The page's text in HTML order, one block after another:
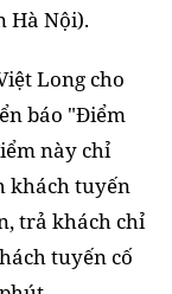
Hà Nội).
Long cho
báo "Điểm
này chỉ
khách tuyến
trả khách chỉ
tuyến cố